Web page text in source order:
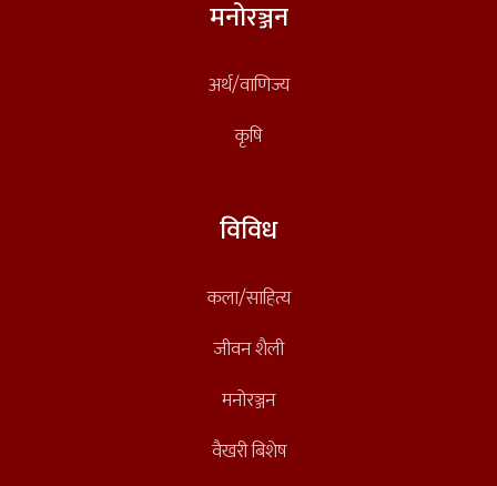
मनोरञ्जन
अर्थ/वाणिज्य
कृषि
विविध
कला/साहित्य
जीवन शैली
मनोरञ्जन
वैखरी बिशेष